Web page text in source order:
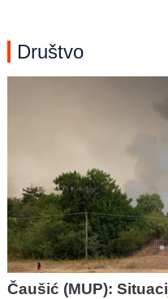
Društvo
Čaušić (MUP):